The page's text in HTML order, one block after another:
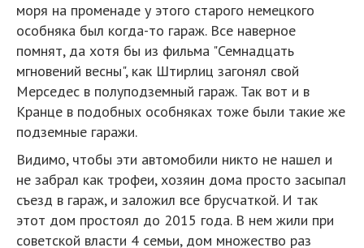
моря на променаде у этого старого немецкого
особняка был когда-то гараж. Все наверное
помнят, да хотя бы из фильма "Семнадцать
мгновений весны", как Штирлиц загонял свой
Мерседес в полуподземный гараж. Так вот и в
Кранце в подобных особняках тоже были такие же
подземные гаражи.
Видимо, чтобы эти автомобили никто не нашел и
не забрал как трофеи, хозяин дома просто засыпал
съезд в гараж, и заложил все брусчаткой. И так
этот дом простоял до 2015 года. В нем жили при
советской власти 4 семьи, дом множество раз